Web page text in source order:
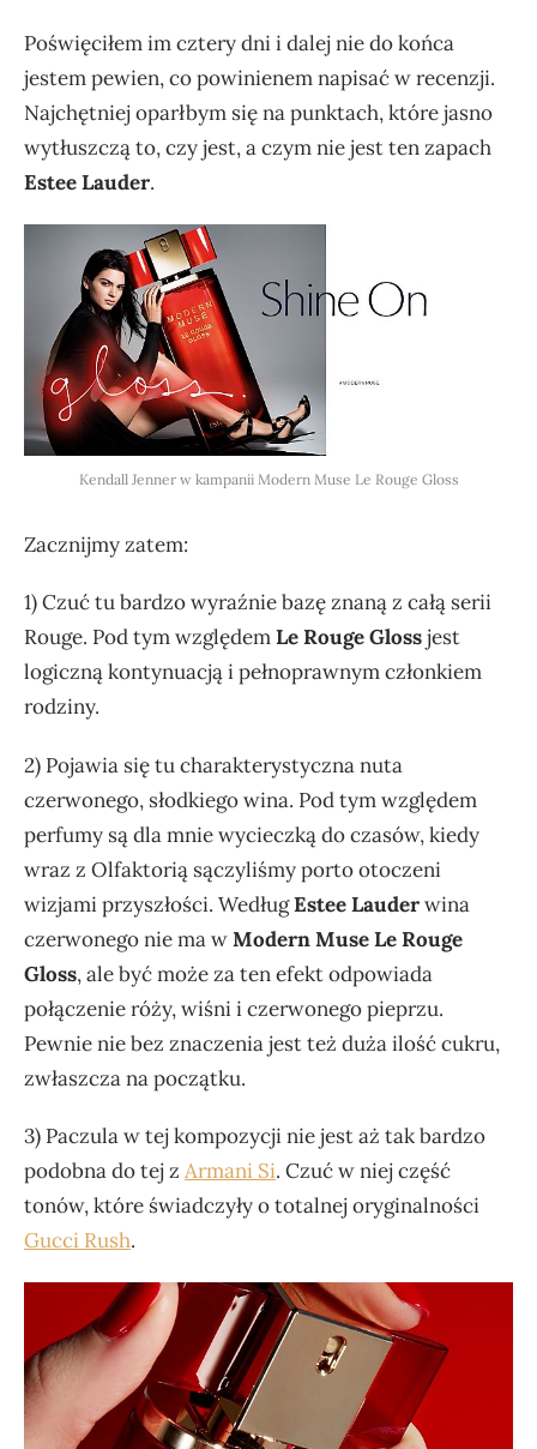
Poświęciłem im cztery dni i dalej nie do końca
jestem pewien, co powinienem napisać w recenzji.
Najchętniej oparłbym się na punktach, które jasno
wytłuszczą to, czy jest, a czym nie jest ten zapach
Estee Lauder.
Kendall Jenner w kampanii Modern Muse Le Rouge Gloss
Zacznijmy zatem:
1) Czuć tu bardzo wyraźnie bazę znaną z całą serii
Rouge. Pod tym względemLe Rouge Glossjest
logiczną kontynuacją i pełnoprawnym członkiem
rodziny.
2) Pojawia się tu charakterystyczna nuta
czerwonego, słodkiego wina. Pod tym względem
perfumy są dla mnie wycieczką do czasów, kiedy
wraz z Olfaktorią sączyliśmy porto otoczeni
wizjami przyszłości. WedługEstee Lauderwina
czerwonego nie ma wModern Muse Le Rouge
Gloss, ale być może za ten efekt odpowiada
połączenie róży, wiśni i czerwonego pieprzu.
Pewnie nie bez znaczenia jest też duża ilość cukru,
zwłaszcza na początku.
3) Paczula w tej kompozycji nie jest aż tak bardzo
podobna do tej z Armani Si. Czuć w niej część
tonów, które świadczyły o totalnej oryginalności
Gucci Rush.